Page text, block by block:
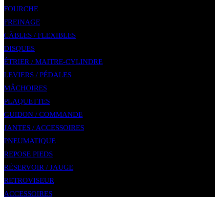
FOURCHE
FREINAGE
CÂBLES / FLEXIBLES
DISQUES
ÉTRIER / MAITRE-CYLINDRE
LEVIERS / PÉDALES
MÂCHOIRES
PLAQUETTES
GUIDON / COMMANDE
JANTES / ACCESSOIRES
PNEUMATIQUE
REPOSE PIEDS
RÉSERVOIR / JAUGE
RETROVISEUR
ACCESSOIRES